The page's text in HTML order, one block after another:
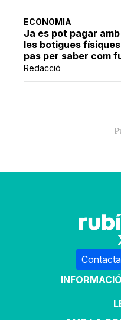
ECONOMIA
Ja es pot pagar amb
les botigues
pas per saber com
Redacció